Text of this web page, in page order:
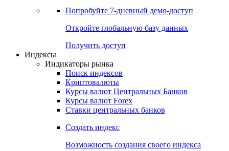
Попробуйте 7-дневный демо-доступ
Откройте глобальную базу данных
Получить доступ
Индексы
Индикаторы рынка
Поиск индексов
Криптовалюты
Курсы валют Центральных Банков
Курсы валют Forex
Ставки центральных банков
Создать индекс
Возможность создания своего индекса